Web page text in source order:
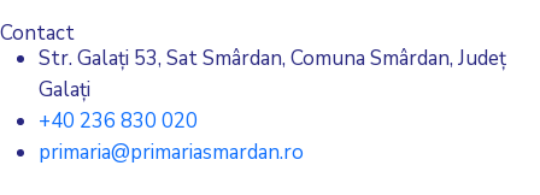
Contact
Str. Galați 53, Sat Smârdan, Comuna Smârdan, Județ
Galați
+40 236 830 020
primaria@primariasmardan.ro